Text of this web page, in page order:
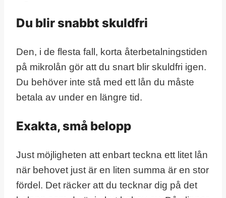
Du blir snabbt skuldfri
Den, i de flesta fall, korta återbetalningstiden
på mikrolån gör att du snart blir skuldfri igen.
Du behöver inte stå med ett lån du måste
betala av under en längre tid.
Exakta, små belopp
Just möjligheten att enbart teckna ett litet lån
när behovet just är en liten summa är en stor
fördel. Det räcker att du tecknar dig på det